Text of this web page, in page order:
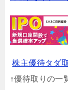
株主優待タダ
↑優待取りの一